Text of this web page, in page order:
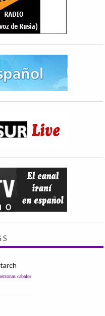
cabales